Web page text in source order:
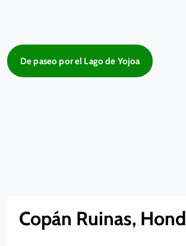
De paseo por el Lago de Yojoa
Copán Ruinas,